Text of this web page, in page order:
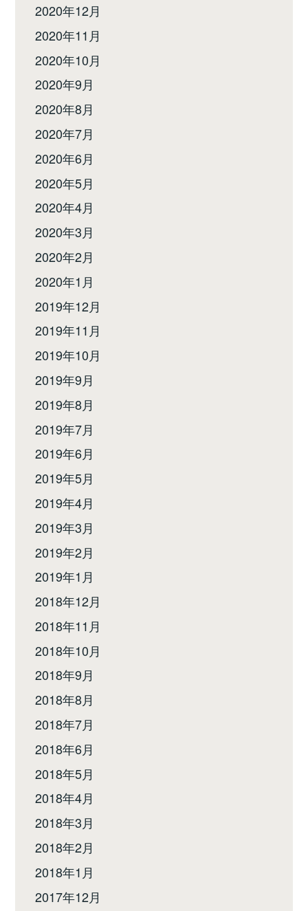
2020年12月
2020年11月
2020年10月
2020年9月
2020年8月
2020年7月
2020年6月
2020年5月
2020年4月
2020年3月
2020年2月
2020年1月
2019年12月
2019年11月
2019年10月
2019年9月
2019年8月
2019年7月
2019年6月
2019年5月
2019年4月
2019年3月
2019年2月
2019年1月
2018年12月
2018年11月
2018年10月
2018年9月
2018年8月
2018年7月
2018年6月
2018年5月
2018年4月
2018年3月
2018年2月
2018年1月
2017年12月